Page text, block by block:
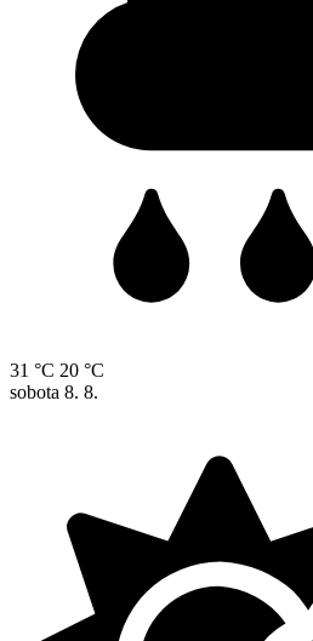
31 °C 20 °C
sobota 8. 8.